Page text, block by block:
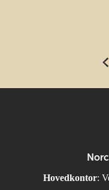
Hovedkontor: